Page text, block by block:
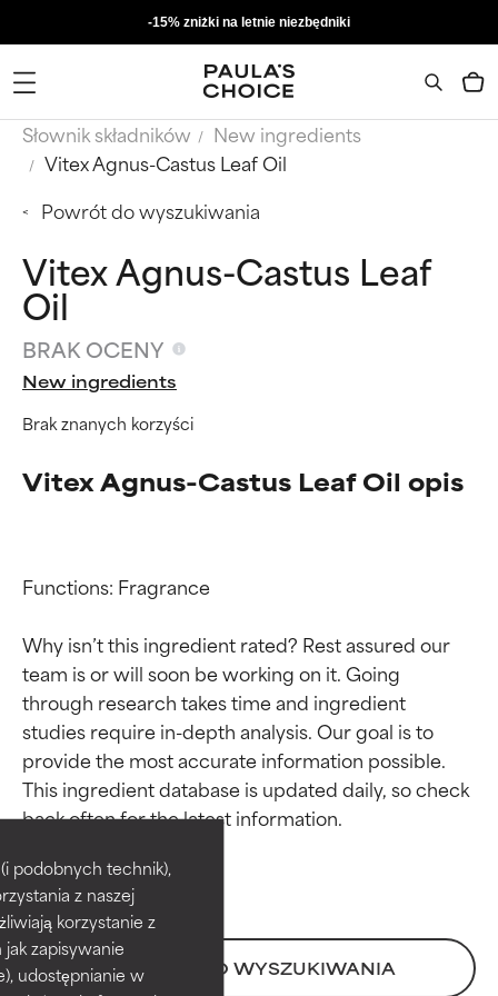
podobnych technik),
z naszej
korzystanie z
zapisywanie
udostępnianie w
-15% zniżki na letnie niezbędniki
Słownik składników
New ingredients
Vitex Agnus-Castus Leaf Oil
Powrót do wyszukiwania
Vitex Agnus-Castus Leaf
Oil
BRAK OCENY
New ingredients
Brak znanych korzyści
Vitex Agnus-Castus Leaf Oil opis
Functions: Fragrance
Why isn’t this ingredient rated? Rest assured our
team is or will soon be working on it. Going
through research takes time and ingredient
studies require in-depth analysis. Our goal is to
provide the most accurate information possible.
This ingredient database is updated daily, so check
POWRÓT DO WYSZUKIWANIA
Oceny składników
BEST
Udowodnione i potwierdzone
przez niezależne badania.
Wyjątkowy składnik aktywny
odpowiedni dla większości
typów skóry i problemów
Oceny składników
BEST
Udowodnione i potwierdzone
przez niezależne badania.
Wyjątkowy składnik aktywny
odpowiedni dla większości
typów skóry i problemów